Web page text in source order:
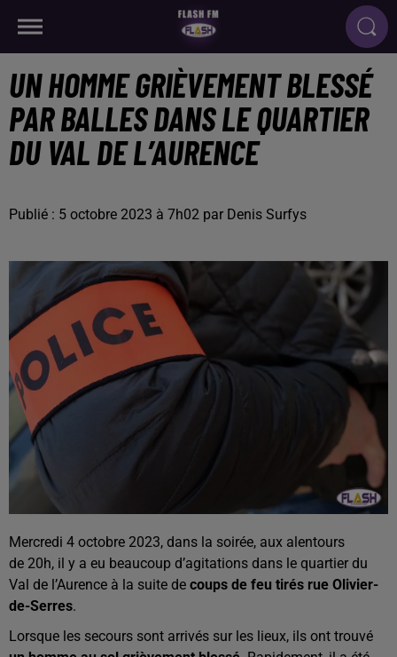
UN HOMME GRIÈVEMENT BLESSÉ
PAR BALLES DANS LE QUARTIER
DU VAL DE L’AURENCE
Publié : 5 octobre 2023 à 7h02 par Denis Surfys
Mercredi 4 octobre 2023, dans la soirée, aux alentours
de 20h, il y a eu beaucoup d’agitations dans le quartier du
Val de l’Aurence à la suite de coups de feu tirés rue Olivier-
de-Serres.
Lorsque les secours sont arrivés sur les lieux, ils ont trouvé